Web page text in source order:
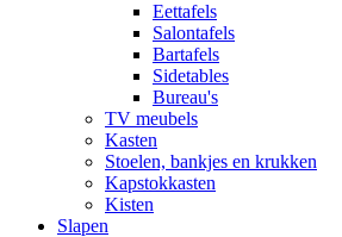
Eettafels
Salontafels
Bartafels
Sidetables
Bureau's
TV meubels
Kasten
Stoelen, bankjes en krukken
Kapstokkasten
Kisten
Slapen